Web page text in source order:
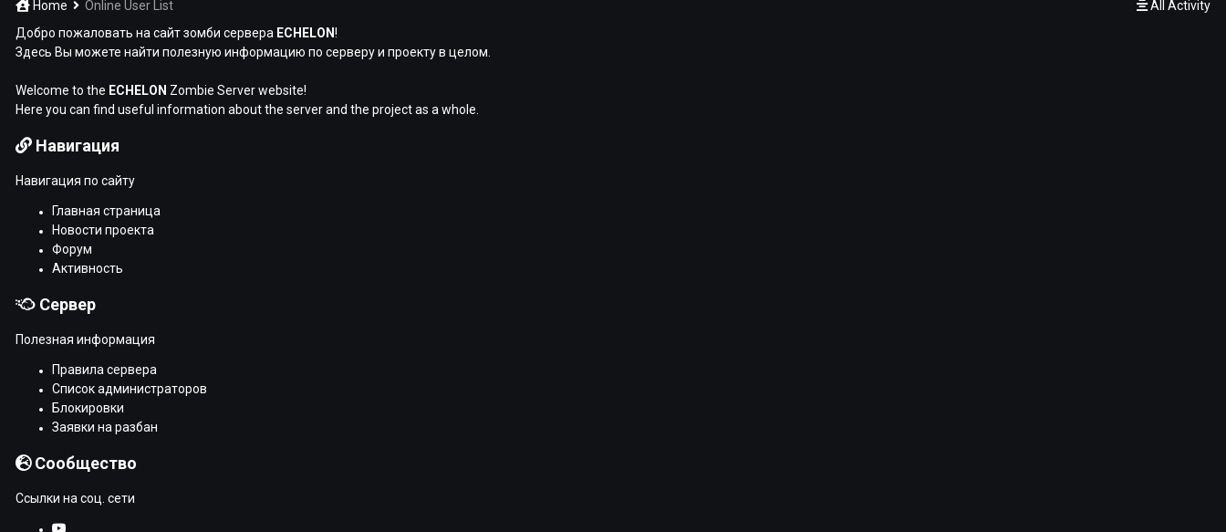
All Activity
Home
Online User List
Добро пожаловать на сайт зомби сервера ECHELON!
Здесь Вы можете найти полезную информацию по серверу и проекту в целом.
Welcome to the ECHELON Zombie Server website!
Here you can find useful information about the server and the project as a whole.
Навигация
Навигация по сайту
Главная страница
Новости проекта
Форум
Активность
Сервер
Полезная информация
Правила сервера
Список администраторов
Блокировки
Заявки на разбан
Сообщество
Ссылки на соц. сети